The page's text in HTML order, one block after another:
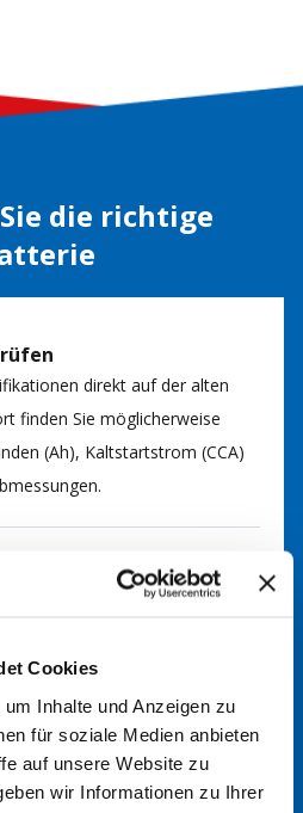
Cookies
Inhalte und Anzeigen zu
für soziale Medien anbieten
auf unsere Website zu
wir Informationen zu Ihrer
die richtige
direkt auf der alten
finden Sie möglicherweise
(Ah), Kaltstartstrom (CCA)
. Durch Eingabe
für Ihr Fahrzeug finden. Bei
auf uns zu.